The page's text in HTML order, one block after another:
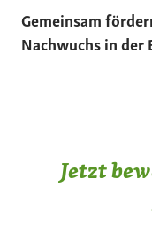
Gemeinsam
Nachwuchs in
Jetzt